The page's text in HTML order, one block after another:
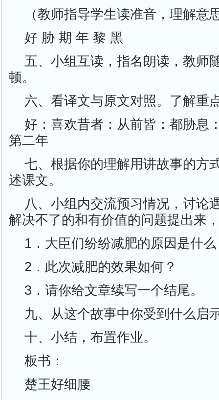
（教师指导学生读准音，理解意
好 胁 期 年 黎 黑
五、小组互读，指名朗读，教师
顿。
六、看译文与原文对照。了解重
好：喜欢昔者：从前皆：都胁息
第二年
七、根据你的理解用讲故事的方
述课文。
八、小组内交流预习情况，讨论
解决不了的和有价值的问题提出来
1．大臣们纷纷减肥的原因是什
2．此次减肥的效果如何？
3．请你给文章续写一个结尾。
九、从这个故事中你受到什么启
十、小结，布置作业。
板书：
楚王好细腰